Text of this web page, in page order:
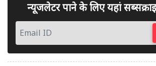
न्यूजलेटर पाने के लिए यहां